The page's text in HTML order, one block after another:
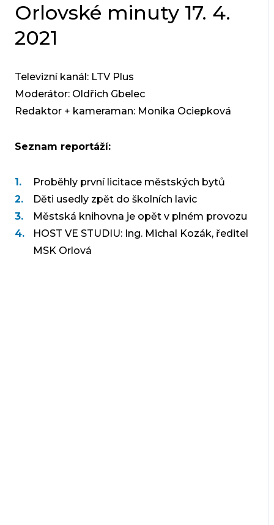
Orlovské minuty 17. 4.
2021
Televizní kanál: LTV Plus
Moderátor: Oldřich Gbelec
Redaktor + kameraman: Monika Ociepková
Seznam reportáží:
Proběhly první licitace městských bytů
Děti usedly zpět do školních lavic
Městská knihovna je opět v plném provozu
HOST VE STUDIU: Ing. Michal Kozák, ředitel
MSK Orlová